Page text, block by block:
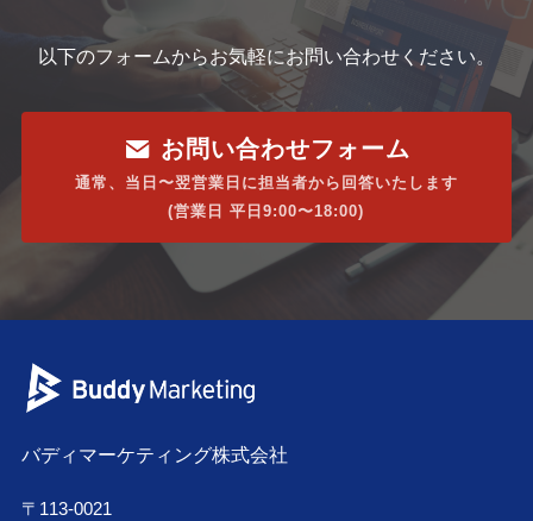
以下のフォームからお気軽にお問い合わせください。
お問い合わせフォーム
通常、当日〜翌営業日に担当者から回答いたします
(営業日 平日9:00〜18:00)
バディマーケティング株式会社
〒113-0021